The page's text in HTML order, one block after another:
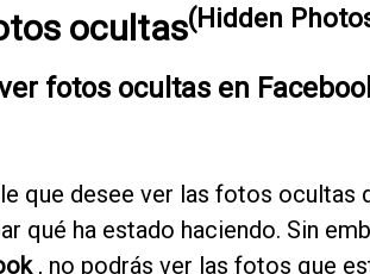
ocultas(Hidden
fotos ocultas en
que desee ver las fotos ocultas
qué ha estado haciendo. Sin
, no podrás ver las fotos que